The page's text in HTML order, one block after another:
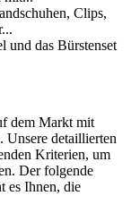
Clips,
und das Bürstenset
dem Markt mit
. Unsere detaillierten
Kriterien, um
Der folgende
es Ihnen, die